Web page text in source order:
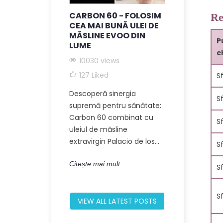
CARBON 60 - FOLOSIM
CEA MAI BUNĂ ULEI DE
MĂSLINE EVOO DIN
LUME
10030 views
127 Liked
Descoperă sinergia
supremă pentru sănătate:
Carbon 60 combinat cu
uleiul de măsline
extravirgin Palacio de los...
Citește mai mult
C60 +
9244
holistică a
privind
VIEW ALL LATEST POSTS